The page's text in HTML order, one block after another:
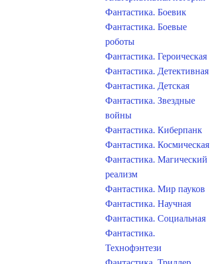
Фантастика. Боевик
Фантастика. Боевые
роботы
Фантастика. Героическая
Фантастика. Детективная
Фантастика. Детская
Фантастика. Звездные
войны
Фантастика. Киберпанк
Фантастика. Космическая
Фантастика. Магический
реализм
Фантастика. Мир пауков
Фантастика. Научная
Фантастика. Социальная
Фантастика.
Технофэнтези